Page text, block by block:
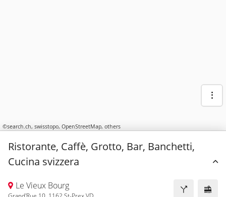
©search.ch, swisstopo, OpenStreetMap, others
Ristorante, Caffè, Grotto, Bar, Banchetti,
Cucina svizzera
Le Vieux Bourg